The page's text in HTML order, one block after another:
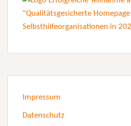
Impressum
Datenschutz